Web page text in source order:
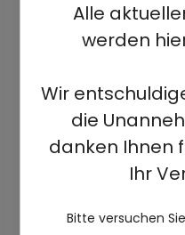
Alle
werden
Wir
die
danken Ihnen
Ihr
Bitte versuchen